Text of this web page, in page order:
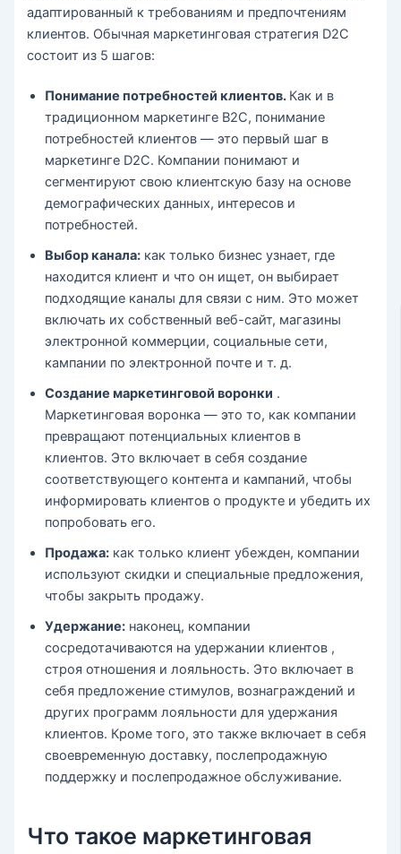
адаптированный к требованиям и предпочтениям
клиентов. Обычная маркетинговая стратегия D2C
состоит из 5 шагов:
Понимание потребностей клиентов. Как и в
традиционном маркетинге B2C, понимание
потребностей клиентов — это первый шаг в
маркетинге D2C. Компании понимают и
сегментируют свою клиентскую базу на основе
демографических данных, интересов и
потребностей.
Выбор канала: как только бизнес узнает, где
находится клиент и что он ищет, он выбирает
подходящие каналы для связи с ним. Это может
включать их собственный веб-сайт, магазины
электронной коммерции, социальные сети,
кампании по электронной почте и т. д.
Создание маркетинговой воронки .
Маркетинговая воронка — это то, как компании
превращают потенциальных клиентов в
клиентов. Это включает в себя создание
соответствующего контента и кампаний, чтобы
информировать клиентов о продукте и убедить их
попробовать его.
Продажа: как только клиент убежден, компании
используют скидки и специальные предложения,
чтобы закрыть продажу.
Удержание: наконец, компании
сосредотачиваются на удержании клиентов ,
строя отношения и лояльность. Это включает в
себя предложение стимулов, вознаграждений и
других программ лояльности для удержания
клиентов. Кроме того, это также включает в себя
своевременную доставку, послепродажную
поддержку и послепродажное обслуживание.
Что такое маркетинговая